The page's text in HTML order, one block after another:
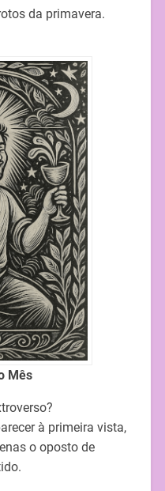
da primavera.
Mês
à primeira vista,
o oposto de